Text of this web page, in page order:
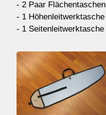
Anfahrt
- 2 Paar Flächentaschen
- 1 Höhenleitwerktasche
- 1 Seitenleitwerktasche